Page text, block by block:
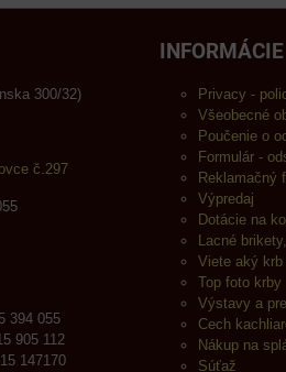
300/32)
č.297
394 055
112
INFORMÁCIE
Privacy -
Všeobecné
Poučenie o
Formulár -
Reklamačný
Výpredaj
Dotácie na
Lacné
Viete aký
Top foto krby
Výstavy a
Cech
Nákup na
Súťaž